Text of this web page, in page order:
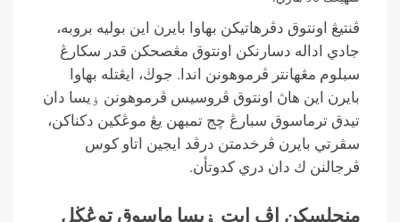
ڤنتيڠ اونتوق دڤرهاتيكن بهاوا بايرن اين بوليه بروبه،
جادي اداله دسارنكن اونتوق مڠصحكن قدر سكارڠ
سبلوم مڠهانتر ڤرموهونن اندا. جوڬ، ايڠتله بهاوا
بايرن اين هاڽ اونتوق ڤروسيس ڤرموهونن ۏيسا دان
تيدق ترماسوق سبارڠ چج تمبهن يڠ موڠكين دكناكن،
سڤرتي بايرن ڤرخدمتن درڤد ايجين اتاو كوس
ڤرجالنن ك دان دري كدوتأن.
منجلسكن اڤ ايت ۏيسا ماسوق توڠڬل